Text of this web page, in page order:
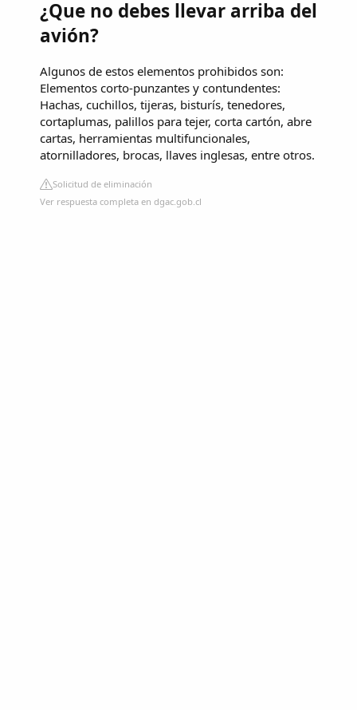
¿Que no debes llevar arriba del
avión?
Algunos de estos elementos prohibidos son:
Elementos corto-punzantes y contundentes:
Hachas, cuchillos, tijeras, bisturís, tenedores,
cortaplumas, palillos para tejer, corta cartón, abre
cartas, herramientas multifuncionales,
atornilladores, brocas, llaves inglesas, entre otros.
Solicitud de eliminación
Ver respuesta completa en dgac.gob.cl